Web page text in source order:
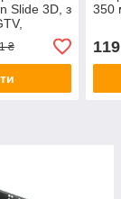
Slide 3D, з
₴
350
119